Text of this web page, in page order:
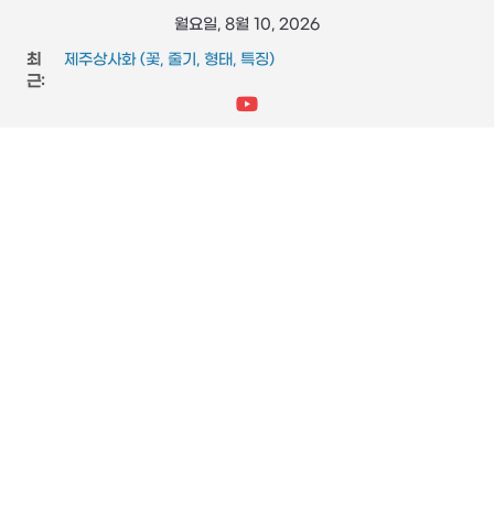
월요일, 8월 10, 2026
최
근:
제주상사화 (꽃, 줄기, 형태, 특징)
스타크래프트 메딕 마법 스킬 (힐, 옵티컬 플레어, 리스토레이